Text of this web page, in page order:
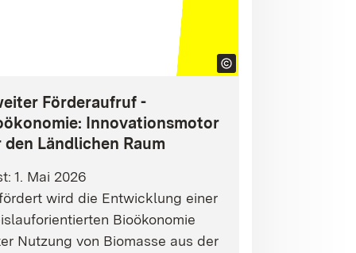
Förderaufruf -
Innovationsmotor
den Ländlichen Raum
1. Mai 2026
wird die Entwicklung einer
Bioökonomie
Nutzung von Biomasse aus der